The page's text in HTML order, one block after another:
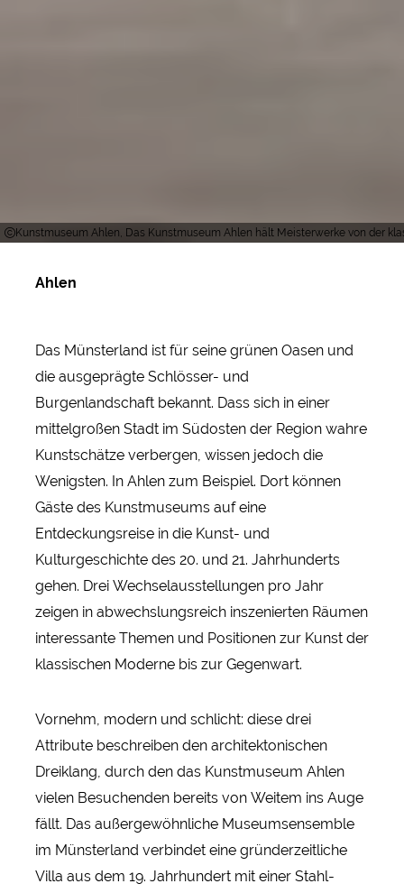
Kunstmuseum Ahlen, Das Kunstmuseum Ahlen hält Meisterwerke von der
Ahlen
Das Münsterland ist für seine grünen Oasen und
die ausgeprägte Schlösser- und
Burgenlandschaft bekannt. Dass sich in einer
mittelgroßen Stadt im Südosten der Region wahre
Kunstschätze verbergen, wissen jedoch die
Wenigsten. In Ahlen zum Beispiel. Dort können
Gäste des Kunstmuseums auf eine
Entdeckungsreise in die Kunst- und
Kulturgeschichte des 20. und 21. Jahrhunderts
gehen. Drei Wechselausstellungen pro Jahr
zeigen in abwechslungsreich inszenierten Räumen
interessante Themen und Positionen zur Kunst der
klassischen Moderne bis zur Gegenwart.
Vornehm, modern und schlicht: diese drei
Attribute beschreiben den architektonischen
Dreiklang, durch den das Kunstmuseum Ahlen
vielen Besuchenden bereits von Weitem ins Auge
fällt. Das außergewöhnliche Museumsensemble
im Münsterland verbindet eine gründerzeitliche
Villa aus dem 19. Jahrhundert mit einer Stahl-